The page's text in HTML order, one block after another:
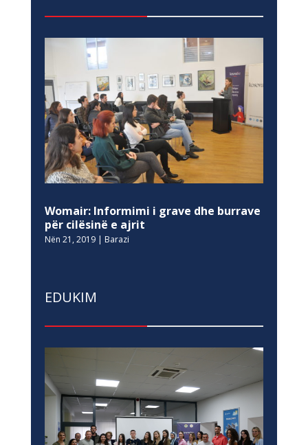
Womair: Informimi i grave dhe burrave
për cilësinë e ajrit
Nën 21, 2019| Barazi
EDUKIM